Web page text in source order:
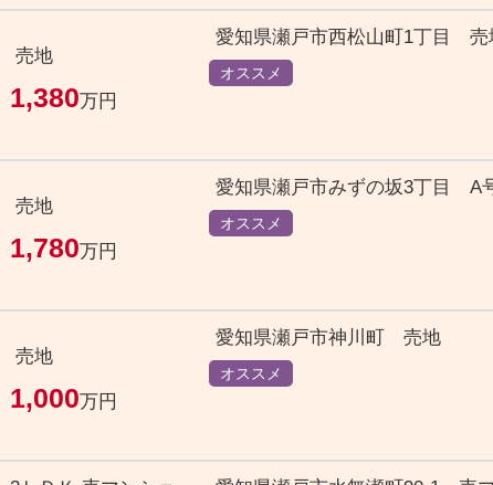
売地
1,380万円
愛知県瀬戸市西松山町1丁目 売
オススメ
売地
1,780万円
愛知県瀬戸市みずの坂3丁目 A
オススメ
売地
1,000万円
愛知県瀬戸市神川町 売地
オススメ